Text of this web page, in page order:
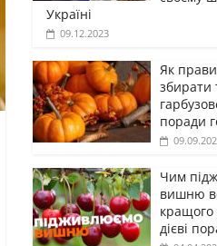
Україні
09.12.2023
Як
збирати
поради
Чим
вишню
дієві